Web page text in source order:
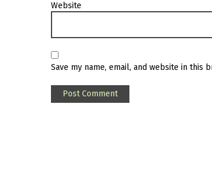
Website
Save my name, email, and website in this